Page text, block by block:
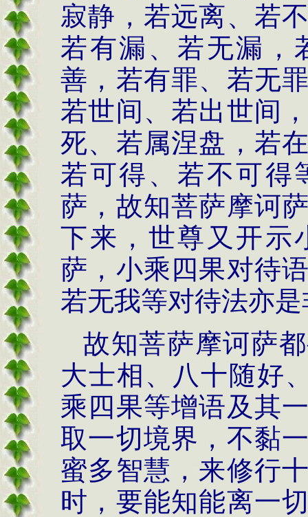
寂静，若远离、若
若有漏、若无漏，
善，若有罪、若无
若世间、若出世间
死、若属涅盘，若
若可得、若不可得
萨，故知菩萨摩诃
下来，世尊又开示
萨，小乘四果对待
若无我等对待法亦
故知菩萨摩诃萨
大士相、八十随好
乘四果等增语及其
取一切境界，不黏
蜜多智慧，来修行
时，要能知能离一